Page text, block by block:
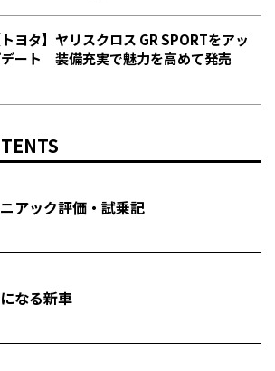
トヨタ】ヤリスクロス GR SPORTをアッ
ート 装備充実で魅力を高めて発売
アック評価・試乗記
なる新車